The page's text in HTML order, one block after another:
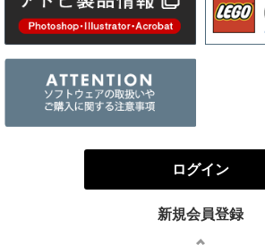
ログイン
新規会員登録